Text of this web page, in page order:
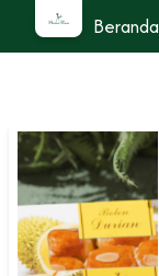
Beranda